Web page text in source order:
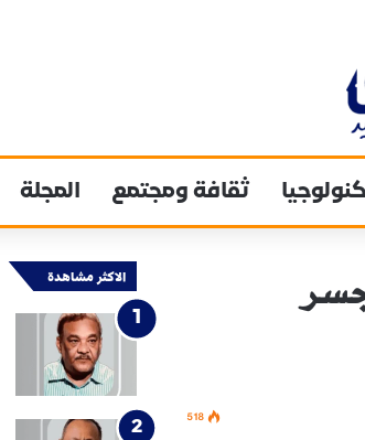
ثقافة ومجتمع المجلة
518
الاكثر مشاهدة